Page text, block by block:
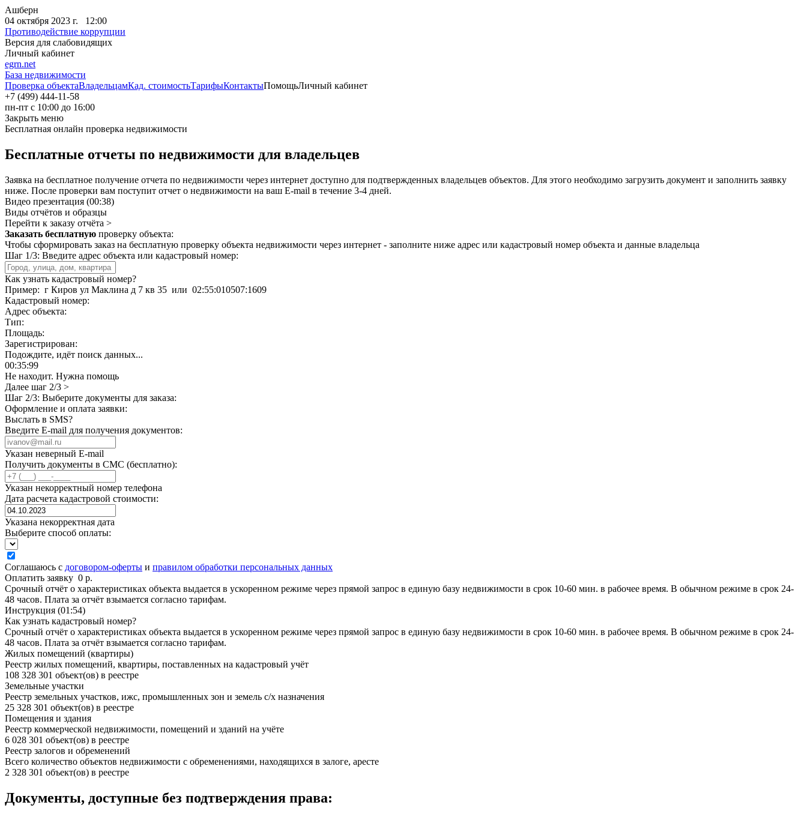
Ашберн
04 октября 2023 г. 12:00
Противодействие коррупции
Версия для слабовидящих
Личный кабинет
egrn.net
База недвижимости
Проверка объектаВладельцамКад. стоимостьТарифыКонтактыПомощьЛичный кабинет
+7 (499) 444-11-58
пн-пт с 10:00 до 16:00
Закрыть меню
Бесплатная онлайн проверка недвижимости
Бесплатные отчеты по недвижимости для владельцев
Заявка на бесплатное получение отчета по недвижимости через интернет доступно для подтвержденных владельцев объектов. Для этого необходимо загрузить документ и заполнить заявку
ниже. После проверки вам поступит отчет о недвижимости на ваш E-mail в течение 3-4 дней.
Видео презентация (00:38)
Виды отчётов и образцы
Перейти к заказу отчёта >
Заказать бесплатную проверку объекта:
Чтобы сформировать заказ на бесплатную проверку объекта недвижимости через интернет - заполните ниже адрес или кадастровый номер объекта и данные владельца
Шаг 1/3: Введите адрес объекта или кадастровый номер:
Как узнать кадастровый номер?
Пример: г Киров ул Маклина д 7 кв 35 или 02:55:010507:1609
Кадастровый номер:
Адрес объекта:
Тип:
Площадь:
Зарегистрирован:
Подождите, идёт поиск данных...
00:35:99
Не находит. Нужна помощь
Далее шаг 2/3 >
Шаг 2/3: Выберите документы для заказа:
Оформление и оплата заявки:
Выслать в SMS?
Введите E-mail для получения документов:
Указан неверный E-mail
Получить документы в СМС (бесплатно):
Указан некорректный номер телефона
Дата расчета кадастровой стоимости:
Указана некорректная дата
Выберите способ оплаты:
Соглашаюсь с договором-оферты и правилом обработки персональных данных
Оплатить заявку 0 р.
Срочный отчёт о характеристиках объекта выдается в ускоренном режиме через прямой запрос в единую базу недвижимости в срок 10-60 мин. в рабочее время. В обычном режиме в срок 24-
48 часов. Плата за отчёт взымается согласно тарифам.
Инструкция (01:54)
Как узнать кадастровый номер?
Срочный отчёт о характеристиках объекта выдается в ускоренном режиме через прямой запрос в единую базу недвижимости в срок 10-60 мин. в рабочее время. В обычном режиме в срок 24-
48 часов. Плата за отчёт взымается согласно тарифам.
Жилых помещений (квартиры)
Реестр жилых помещений, квартиры, поставленных на кадастровый учёт
108 328 301 объект(ов) в реестре
Земельные участки
Реестр земельных участков, ижс, промышленных зон и земель с/х назначения
25 328 301 объект(ов) в реестре
Помещения и здания
Реестр коммерческой недвижимости, помещений и зданий на учёте
6 028 301 объект(ов) в реестре
Реестр залогов и обременений
Всего количество объектов недвижимости с обременениями, находящихся в залоге, аресте
2 328 301 объект(ов) в реестре
Документы, доступные без подтверждения права: